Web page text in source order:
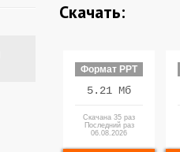
Скачать:
Формат PPT
5.21 Мб
Скачана 35 раз
Последний раз
06.08.2026